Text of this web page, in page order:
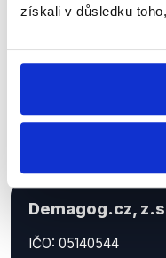
získali v důsledku
práci.
Demagog.cz,
IČO: 05140544